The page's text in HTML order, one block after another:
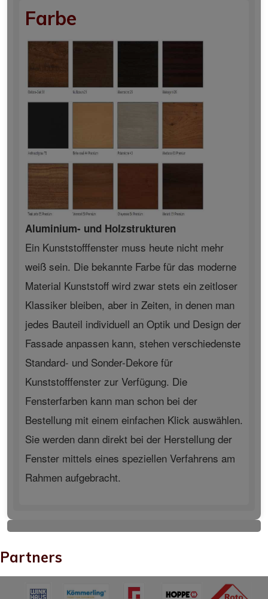
Farbe
Aluminium- und Holzstrukturen
Ein Kunststofffenster muss heute nicht mehr
weiß sein. Die bekannte Farbe für das moderne
Material Kunststoff wird zwar stets ein zeitloser
Klassiker bleiben, aber in Zeiten, in denen man
jedes Bauteil individuell an Optik und Design der
Fassade anpassen kann, stehen verschiedenste
Standard- und Sonder-Dekore für
Kunststofffenster zur Verfügung. Die
Fensterfarben kann man schon bei der
Bestellung mit einem einfachen Klick auswählen.
Sie werden dann direkt bei der Herstellung der
Fenster mittels eines speziellen Verfahrens am
Rahmen aufgebracht.
Partners